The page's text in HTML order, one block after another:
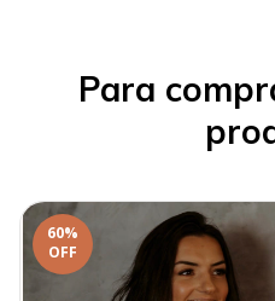
Para
60%
OFF